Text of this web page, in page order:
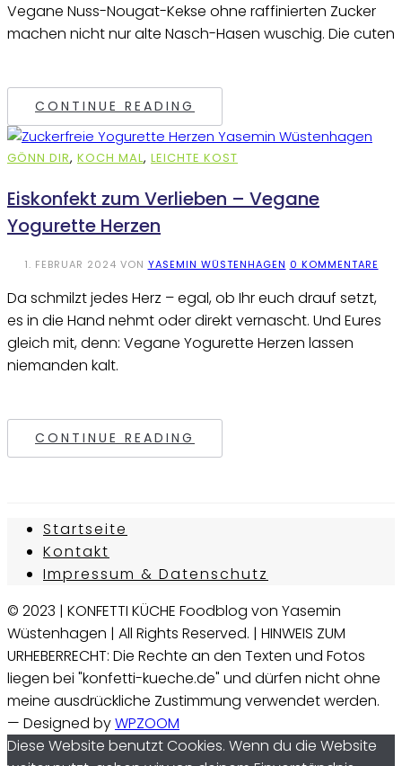
Vegane Nuss-Nougat-Kekse ohne raffinierten Zucker
machen nicht nur alte Nasch-Hasen wuschig. Die cuten
CONTINUE READING
GÖNN DIR, KOCH MAL, LEICHTE KOST
Eiskonfekt zum Verlieben – Vegane
Yogurette Herzen
1. FEBRUAR 2024 VON YASEMIN WÜSTENHAGEN 0 KOMMENTARE
Da schmilzt jedes Herz – egal, ob Ihr euch drauf setzt,
es in die Hand nehmt oder direkt vernascht. Und Eures
gleich mit, denn: Vegane Yogurette Herzen lassen
niemanden kalt.
CONTINUE READING
Startseite
Kontakt
Impressum & Datenschutz
© 2023 | KONFETTI KÜCHE Foodblog von Yasemin
Wüstenhagen | All Rights Reserved. | HINWEIS ZUM
URHEBERRECHT: Die Rechte an den Texten und Fotos
liegen bei "konfetti-kueche.de" und dürfen nicht ohne
meine ausdrückliche Zustimmung verwendet werden.
— Designed byWPZOOM
Diese Website benutzt Cookies. Wenn du die Website